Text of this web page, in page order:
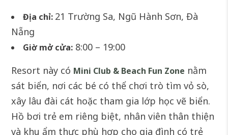
Địa chỉ: 21 Trường Sa, Ngũ Hành Sơn, Đà
Nẵng
Giờ mở cửa: 8:00 – 19:00
Resort này có Mini Club & Beach Fun Zone nằm
sát biển, nơi các bé có thể chơi trò tìm vỏ sò,
xây lâu đài cát hoặc tham gia lớp học vẽ biển.
Hồ bơi trẻ em riêng biệt, nhân viên thân thiện
và khu ẩm thực phù hợp cho gia đình có trẻ